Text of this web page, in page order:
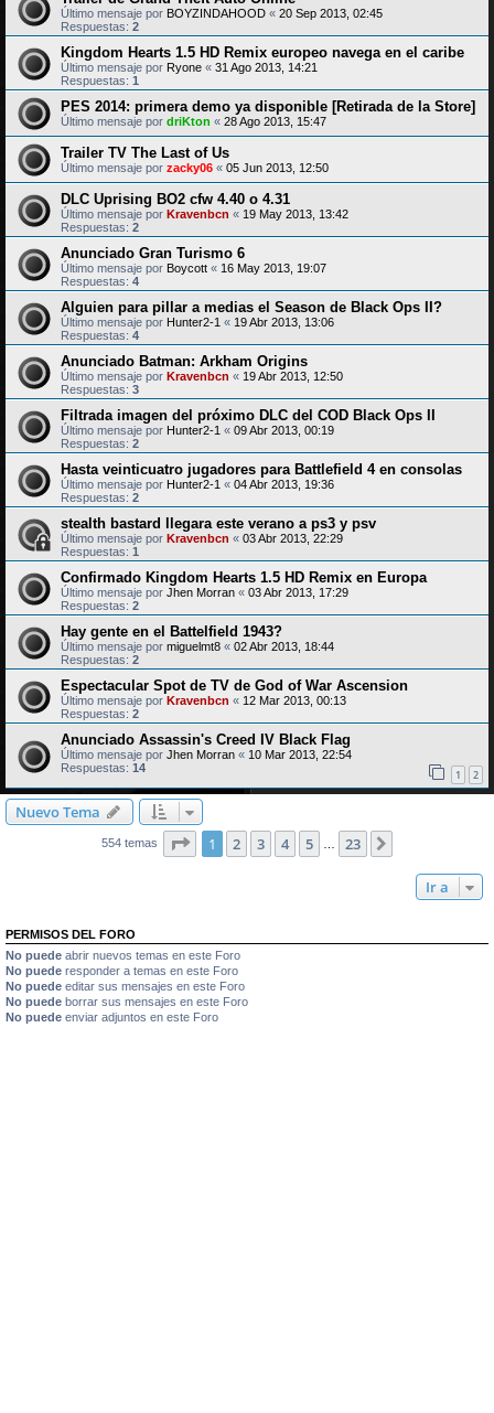
Último mensaje por BOYZINDAHOOD « 20 Sep 2013, 02:45
Respuestas: 2
Kingdom Hearts 1.5 HD Remix europeo navega en el caribe
Último mensaje por Ryone « 31 Ago 2013, 14:21
Respuestas: 1
PES 2014: primera demo ya disponible [Retirada de la Store]
Último mensaje por driKton « 28 Ago 2013, 15:47
Trailer TV The Last of Us
Último mensaje por zacky06 « 05 Jun 2013, 12:50
DLC Uprising BO2 cfw 4.40 o 4.31
Último mensaje por Kravenbcn « 19 May 2013, 13:42
Respuestas: 2
Anunciado Gran Turismo 6
Último mensaje por Boycott « 16 May 2013, 19:07
Respuestas: 4
Alguien para pillar a medias el Season de Black Ops II?
Último mensaje por Hunter2-1 « 19 Abr 2013, 13:06
Respuestas: 4
Anunciado Batman: Arkham Origins
Último mensaje por Kravenbcn « 19 Abr 2013, 12:50
Respuestas: 3
Filtrada imagen del próximo DLC del COD Black Ops II
Último mensaje por Hunter2-1 « 09 Abr 2013, 00:19
Respuestas: 2
Hasta veinticuatro jugadores para Battlefield 4 en consolas
Último mensaje por Hunter2-1 « 04 Abr 2013, 19:36
Respuestas: 2
stealth bastard llegara este verano a ps3 y psv
Último mensaje por Kravenbcn « 03 Abr 2013, 22:29
Respuestas: 1
Confirmado Kingdom Hearts 1.5 HD Remix en Europa
Último mensaje por Jhen Morran « 03 Abr 2013, 17:29
Respuestas: 2
Hay gente en el Battelfield 1943?
Último mensaje por miguelmt8 « 02 Abr 2013, 18:44
Respuestas: 2
Espectacular Spot de TV de God of War Ascension
Último mensaje por Kravenbcn « 12 Mar 2013, 00:13
Respuestas: 2
Anunciado Assassin's Creed IV Black Flag
Último mensaje por Jhen Morran « 10 Mar 2013, 22:54
Respuestas: 14 1 2
Nuevo Tema
554 temas Página de 23
1 2 3 4 5 23
Ir a
PERMISOS DEL FORO
No puede abrir nuevos temas en este Foro
No puede responder a temas en este Foro
No puede editar sus mensajes en este Foro
No puede borrar sus mensajes en este Foro
No puede enviar adjuntos en este Foro